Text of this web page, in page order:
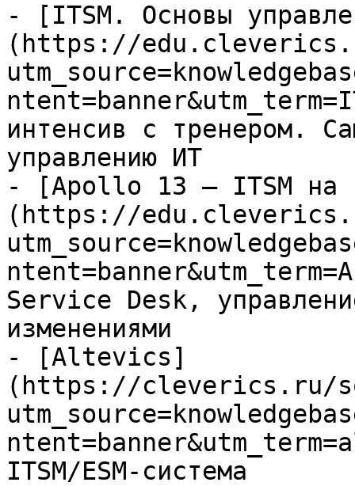
- [ITSM. Основы
(https://
интенсив с тренером.
управлению ИТ
- [Apollo 13 — ITSM на
(https://
Service Desk,
изменениями
- [Altevics]
(https://cleverics.ru/
ITSM/ESM-система